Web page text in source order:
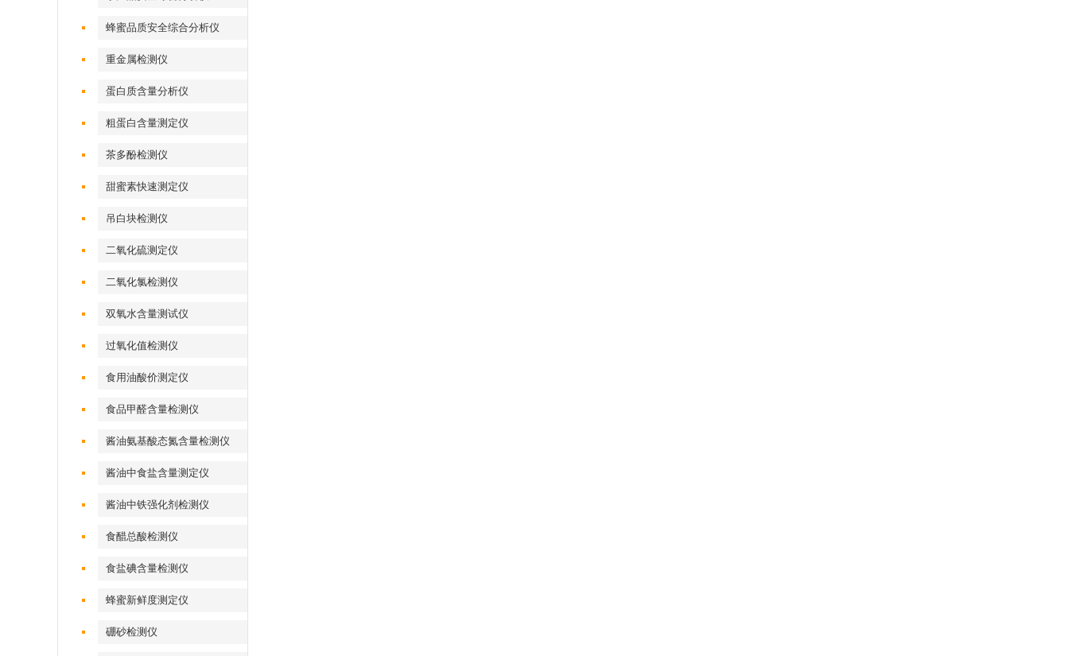
蜂蜜品质安全综合分析仪
重金属检测仪
蛋白质含量分析仪
粗蛋白含量测定仪
茶多酚检测仪
甜蜜素快速测定仪
吊白块检测仪
二氧化硫测定仪
二氧化氯检测仪
双氧水含量测试仪
过氧化值检测仪
食用油酸价测定仪
食品甲醛含量检测仪
酱油氨基酸态氮含量检测仪
酱油中食盐含量测定仪
酱油中铁强化剂检测仪
食醋总酸检测仪
食盐碘含量检测仪
蜂蜜新鲜度测定仪
硼砂检测仪